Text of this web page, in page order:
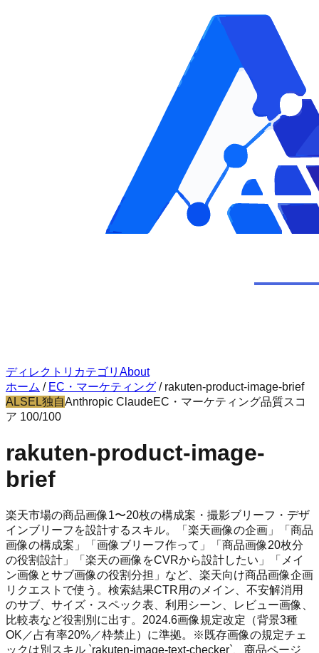
ディレクトリ カテゴリ About
ホーム / EC・マーケティング / rakuten-product-image-brief
ALSEL独自Anthropic ClaudeEC・マーケティング品質スコ
ア 100/100
rakuten-product-image-
brief
楽天市場の商品画像1〜20枚の構成案・撮影ブリーフ・デザ
インブリーフを設計するスキル。「楽天画像の企画」「商品
画像の構成案」「画像ブリーフ作って」「商品画像20枚分
の役割設計」「楽天の画像をCVRから設計したい」「メイ
ン画像とサブ画像の役割分担」など、楽天向け商品画像企画
リクエストで使う。検索結果CTR用のメイン、不安解消用
のサブ、サイズ・スペック表、利用シーン、レビュー画像、
比較表など役割別に出す。2024.6画像規定改定（背景3種
OK／占有率20%／枠禁止）に準拠。※既存画像の規定チェ
ックは別スキル `rakuten-image-text-checker`、商品ページ